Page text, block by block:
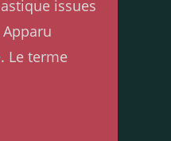
issues
Le terme